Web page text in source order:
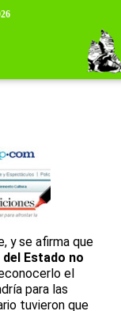
y se afirma que
Estado no
el
para las
tuvieron que